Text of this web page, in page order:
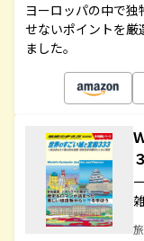
ヨーロッパの中で
せないポイントを厳
ました。